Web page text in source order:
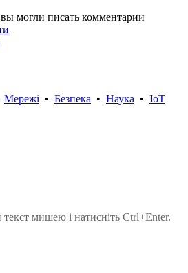
могли писать комментарии
Мережі • Безпека • Наука • IoT
мишею і натисніть Ctrl+Enter.